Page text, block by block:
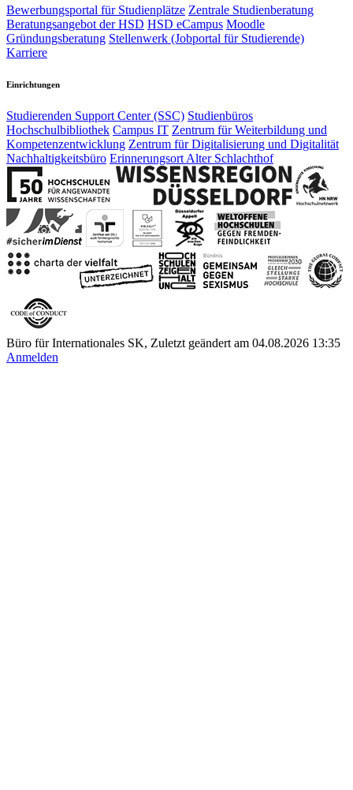
Bewerbungsportal für Studienplätze Zentrale Studienberatung
Beratungsangebot der HSD HSD eCampus Moodle
Gründungsberatung Stellenwerk (Jobportal für Studierende)
Karriere
Einrichtungen
Studierenden Support Center (SSC) Studienbüros
Hochschulbibliothek Campus IT Zentrum für Weiterbildung und
Kompetenzentwicklung Zentrum für Digitalisierung und Digitalität
Nachhaltigkeitsbüro Erinnerungsort Alter Schlachthof
Büro für Internationales SK, Zuletzt geändert am 04.08.2026 13:35
Anmelden